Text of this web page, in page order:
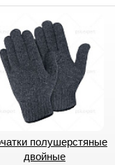
полушерстяные
двойные